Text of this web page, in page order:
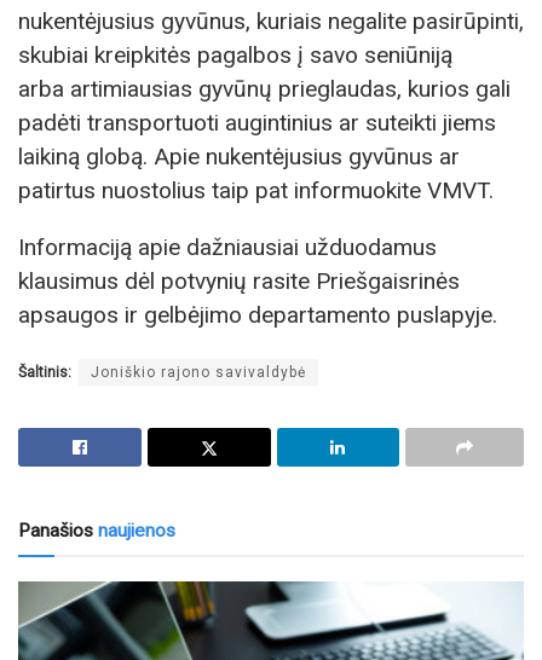
nukentėjusius gyvūnus, kuriais negalite pasirūpinti,
skubiai kreipkitės pagalbos į savo seniūniją
arba artimiausias gyvūnų prieglaudas, kurios gali
padėti transportuoti augintinius ar suteikti jiems
laikiną globą. Apie nukentėjusius gyvūnus ar
patirtus nuostolius taip pat informuokite VMVT.
Informaciją apie dažniausiai užduodamus
klausimus dėl potvynių rasite Priešgaisrinės
apsaugos ir gelbėjimo departamento puslapyje.
Šaltinis: Joniškio rajono savivaldybė
Panašios naujienos